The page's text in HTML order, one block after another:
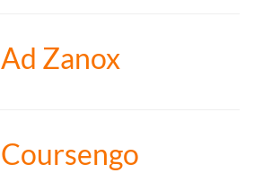
Ad Zanox
Coursengo